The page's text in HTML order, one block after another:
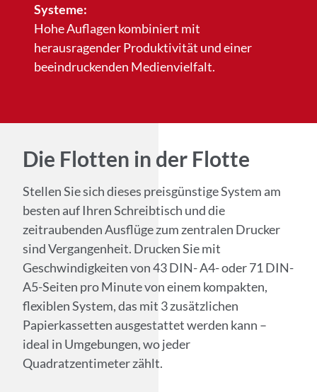
Systeme:
Hohe Auflagen kombiniert mit
herausragender Produktivität und einer
beeindruckenden Medienvielfalt.
Die Flotten in der Flotte
Stellen Sie sich dieses preisgünstige System am
besten auf Ihren Schreibtisch und die
zeitraubenden Ausflüge zum zentralen Drucker
sind Vergangenheit. Drucken Sie mit
Geschwindigkeiten von 43 DIN- A4- oder 71 DIN-
A5-Seiten pro Minute von einem kompakten,
flexiblen System, das mit 3 zusätzlichen
Papierkassetten ausgestattet werden kann –
ideal in Umgebungen, wo jeder
Quadratzentimeter zählt.